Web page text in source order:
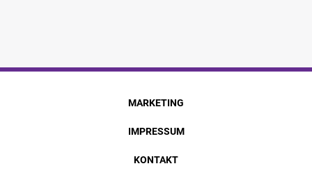
MARKETING
IMPRESSUM
KONTAKT